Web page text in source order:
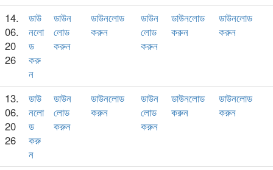
14.
06.
20
26
ডাউ
নলো
ড
করু
ন
ডাউন
লোড
করুন
ডাউনলোড
করুন
ডাউন
লোড
করুন
ডাউনলোড
করুন
ডাউনলোড
করুন
13.
06.
20
26
ডাউ
নলো
ড
করু
ন
ডাউন
লোড
করুন
ডাউনলোড
করুন
ডাউন
লোড
করুন
ডাউনলোড
করুন
ডাউনলোড
করুন